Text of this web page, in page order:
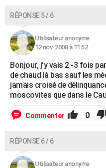
RÉPONSE 5 / 6
Utilisateur anonyme
12 nov. 2008 à 11:52
Bonjour, j'y vais 2 -3 fois
de chaud là bas sauf les
jamais croisé de
moscovites que dans le
Commenter 0
RÉPONSE 6 / 6
Utilisateur anonyme